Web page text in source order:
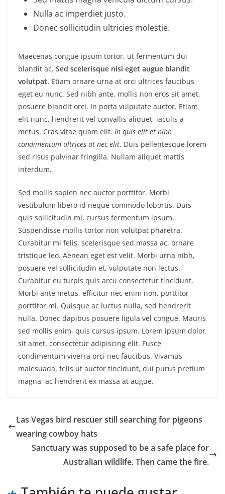
Nulla ac imperdiet justo.
Donec sollicitudin ultricies molestie.
Maecenas congue ipsum tortor, ut fermentum dui
blandit ac. Sed scelerisque nisi eget augue blandit
volutpat. Etiam ornare urna at orci ultrices faucibus
eget eu nunc. Sed nibh ante, mollis non eros sit amet,
posuere blandit orci. In porta vulputate auctor. Etiam
elit nunc, hendrerit vel convallis aliquet, iaculis a
metus. Cras vitae quam elit. In quis elit et nibh
condimentum ultrices at nec elit. Duis pellentesque lorem
sed risus pulvinar fringilla. Nullam aliquet mattis
interdum.
Sed mollis sapien nec auctor porttitor. Morbi
vestibulum libero id neque commodo lobortis. Duis
quis sollicitudin mi, cursus fermentum ipsum.
Suspendisse mollis tortor non volutpat pharetra.
Curabitur mi felis, scelerisque sed massa ac, ornare
tristique leo. Aenean eget est velit. Morbi urna nibh,
posuere vel sollicitudin et, vulputate non lectus.
Curabitur eu turpis quis arcu consectetur tincidunt.
Morbi ante metus, efficitur nec enim non, porttitor
porttitor mi. Quisque ac luctus nulla, sed hendrerit
nulla. Donec dapibus posuere ligula vel congue. Mauris
sed mollis enim, quis cursus ipsum. Lorem ipsum dolor
sit amet, consectetur adipiscing elit. Fusce
condimentum viverra orci nec faucibus. Vivamus
malesuada, felis ut auctor tincidunt, dui purus pretium
magna, ac hendrerit ex massa at augue.
Las Vegas bird rescuer still searching for pigeons
wearing cowboy hats
Sanctuary was supposed to be a safe place for
Australian wildlife. Then came the fire.